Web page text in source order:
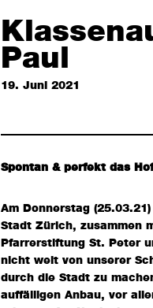
Paul
19. Juni 2021
Spontan & perfekt das
Am Donnerstag
Stadt Zürich, zusammen
Pfarrerstiftung St. Peter
nicht weit von unserer
durch die Stadt zu
auffälligen Anbau, vor